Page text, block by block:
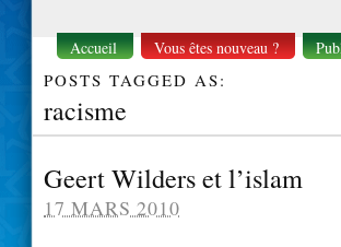
Accueil Vous êtes nouveau ?
POSTS TAGGED AS:
racisme
Geert Wilders et l’islam
17 MARS 2010